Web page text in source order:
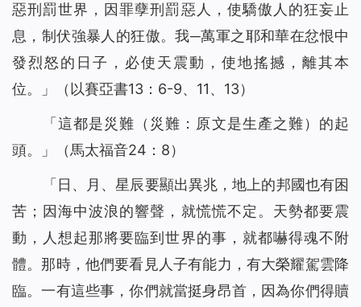
惡刑罰世界，因罪孽刑罰惡人，使驕傲人的狂妄止
息，制伏強暴人的狂傲。我─萬軍之耶和華在忿恨中
發烈怒的日子，必使天震動，使地搖撼，離其本
位。
」（以賽亞書13：6-9、11、13）
「 這都是災難（災難：原文是生產之難）的起
頭。」（馬太福音24：8）
「 日、月、星辰要顯出異兆，地上的邦國也有困
苦；因海中波浪的響聲，就慌慌不定。天勢都要震
動，人想起那將要臨到世界的事，就都嚇得魂不附
體。那時，他們要看見人子有能力，有大榮耀駕雲降
臨。一有這些事，你們就當挺身昂首，因為你們得贖